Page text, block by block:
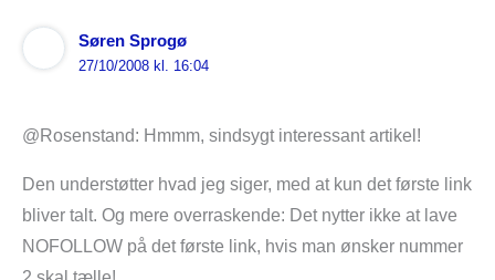
Søren Sprogø
27/10/2008 kl. 16:04
@Rosenstand: Hmmm, sindsygt interessant artikel!
Den understøtter hvad jeg siger, med at kun det første link
bliver talt. Og mere overraskende: Det nytter ikke at lave
NOFOLLOW på det første link, hvis man ønsker nummer